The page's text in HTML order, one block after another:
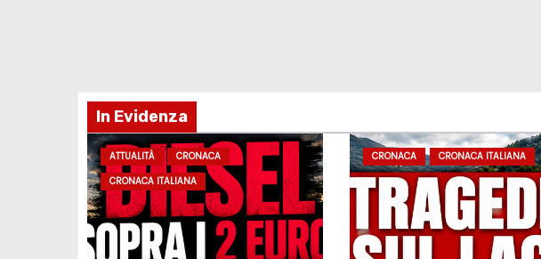
In Evidenza
ATTUALITÀ
CRONACA
CRONACA ITALIANA
CRONACA CRONACA ITALIANA